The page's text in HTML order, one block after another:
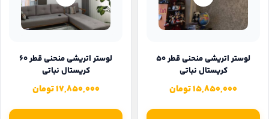
لوستر اتریشی منحنی قطر 50
کریستال نباتی
15,850,000تومان
لوستر اتریشی منحنی قطر 60
کریستال نباتی
17,850,000تومان